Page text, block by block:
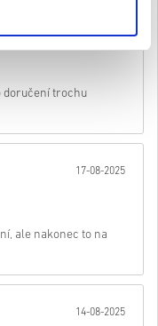
doručení trochu
17-08-2025
ale nakonec to na
14-08-2025